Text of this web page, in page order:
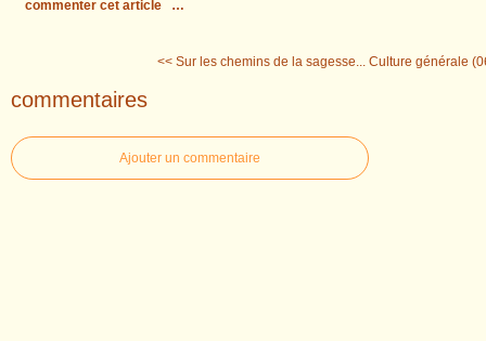
commenter cet article
…
<< Sur les chemins de la sagesse... Culture générale
commentaires
Ajouter un commentaire